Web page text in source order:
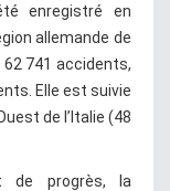
enregistré en
allemande de
741 accidents,
Elle est suivie
de l’Italie (48
de progrès, la